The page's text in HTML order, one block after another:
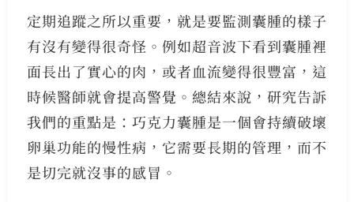
定期追蹤之所以重要，就是要監測囊腫的樣子
有沒有變得很奇怪。例如超音波下看到囊腫裡
面長出了實心的肉，或者血流變得很豐富，這
時候醫師就會提高警覺。總結來說，研究告訴
我們的重點是：巧克力囊腫是一個會持續破壞
卵巢功能的慢性病，它需要長期的管理，而不
是切完就沒事的感冒。